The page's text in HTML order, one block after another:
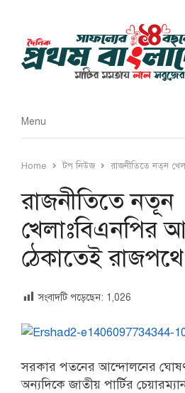
Menu
Menu
Home টপ নিউজ রাজনীতিতে নতূন
রাজনীতিতে নতূন
খেলাঃবিএনপির
ঠেকাতেই
সংবাদটি পড়েছেন: 1,026
সরকার পতনের আন্দোলনের
অন্যদিকে জাতীয় পার্টির